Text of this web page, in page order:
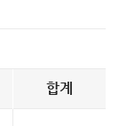
합계